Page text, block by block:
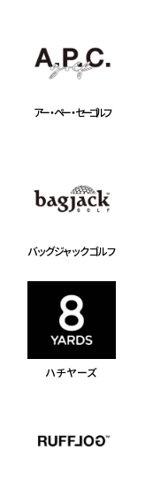
アー・ペー・セー ゴルフ
バッグジャックゴルフ
ハチヤーズ